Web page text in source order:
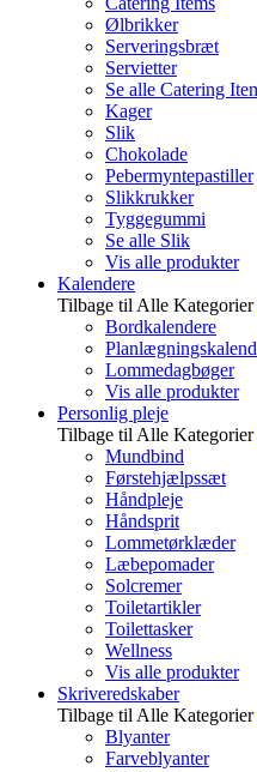
Ølbrikker
Serveringsbræt
Servietter
Se alle Catering
Kager
Slik
Chokolade
Pebermyntepastiller
Slikkrukker
Tyggegummi
Se alle Slik
Vis alle produkter
Kalendere
Tilbage til Alle Kategorier
Bordkalendere
Lommedagbøger
Vis alle produkter
Personlig pleje
Tilbage til Alle Kategorier
Mundbind
Førstehjælpssæt
Håndpleje
Håndsprit
Lommetørklæder
Læbepomader
Solcremer
Toiletartikler
Toilettasker
Wellness
Vis alle produkter
Skriveredskaber
Tilbage til Alle Kategorier
Blyanter
Farveblyanter